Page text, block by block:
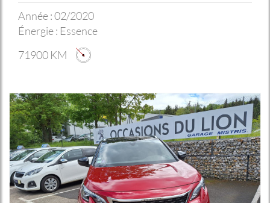
Année :02/2020
Énergie : Essence
71900 KM